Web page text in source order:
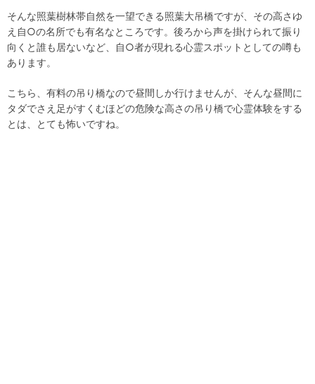
そんな照葉樹林帯自然を一望できる照葉大吊橋ですが、その高さゆ
え自○の名所でも有名なところです。後ろから声を掛けられて振り
向くと誰も居ないなど、自○者が現れる心霊スポットとしての噂も
あります。
こちら、有料の吊り橋なので昼間しか行けませんが、そんな昼間に
タダでさえ足がすくむほどの危険な高さの吊り橋で心霊体験をする
とは、とても怖いですね。